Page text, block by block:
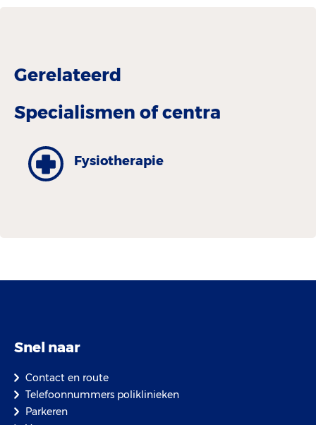
Gerelateerd
Specialismen of centra
Fysiotherapie
Snel naar
Contact en route
Telefoonnummers poliklinieken
Parkeren